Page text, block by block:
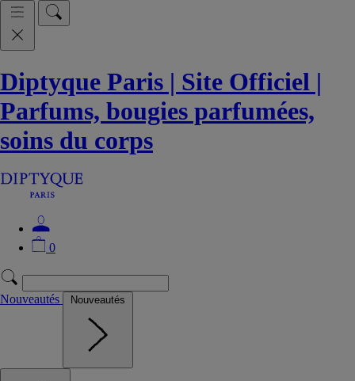
Diptyque Paris | Site Officiel |
Parfums, bougies parfumées,
soins du corps
0
Nouveautés Nouveautés